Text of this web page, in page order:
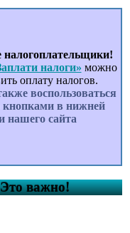
налоги» можно
оплату налогов.
воспользоваться
в нижней
нашего сайта
важно!